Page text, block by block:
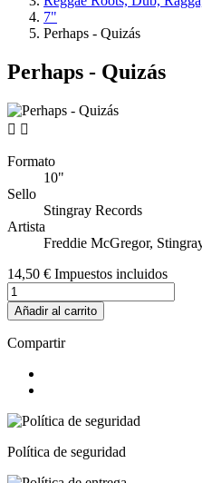
7"
Perhaps - Quizás
Perhaps - Quizás
 
Formato
10"
Sello
Stingray Records
Artista
Freddie McGregor,
14,50 € Impuestos incluidos
Añadir al carrito
Compartir
Política de seguridad